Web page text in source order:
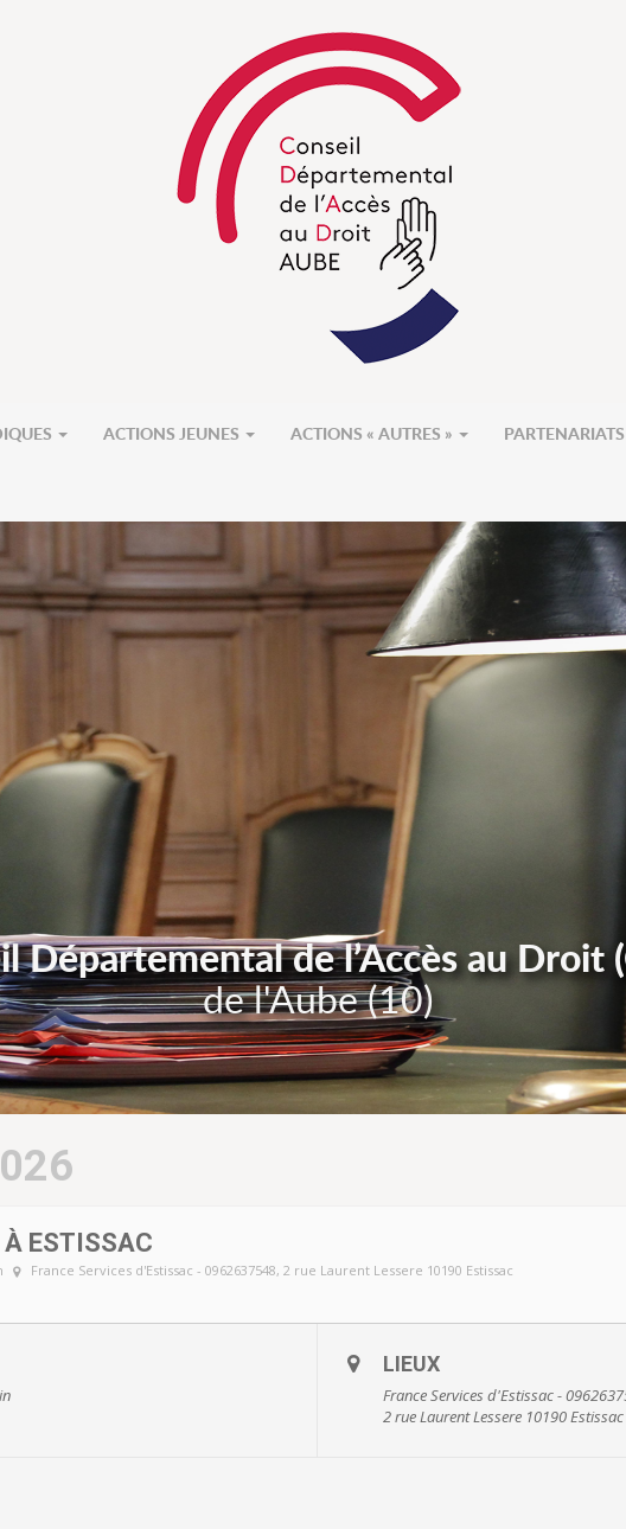
ACTIONS JEUNES ACTIONS « AUTRES » PARTENARIATS
Départemental de l’Accès au Droit
de l'Aube (10)
À ESTISSAC
France Services d'Estissac - 0962637548, 2 rue Laurent Lessere 10190 Estissac
LIEUX
France Services d'Estissac -
2 rue Laurent Lessere 10190 Estissac